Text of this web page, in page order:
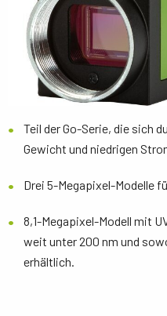
Teil der Go-Serie, die sich
Gewicht und niedrigen
Drei 5-Megapixel-Modelle
8,1-Megapixel-Modell mit
weit unter 200 nm und
erhältlich.